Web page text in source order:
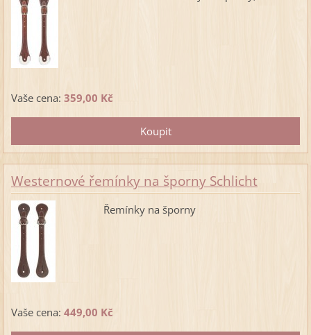
Vaše cena: 359,00 Kč
Westernové řemínky na šporny Schlicht
Řemínky na šporny
Vaše cena: 449,00 Kč